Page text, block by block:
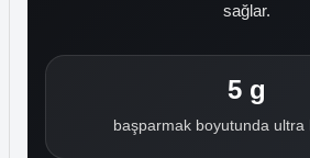
sağlar.
5 g
başparmak boyutunda ultra